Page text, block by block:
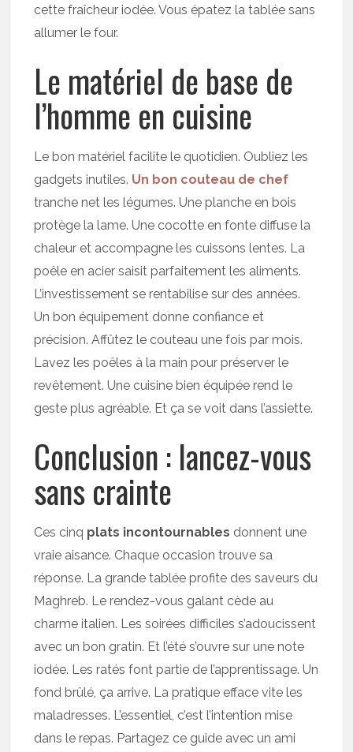
cette fraîcheur iodée. Vous épatez la tablée sans
allumer le four.
Le matériel de base de
l’homme en cuisine
Le bon matériel facilite le quotidien. Oubliez les
gadgets inutiles. Un bon couteau de chef
tranche net les légumes. Une planche en bois
protège la lame. Une cocotte en fonte diffuse la
chaleur et accompagne les cuissons lentes. La
poêle en acier saisit parfaitement les aliments.
L’investissement se rentabilise sur des années.
Un bon équipement donne confiance et
précision. Affûtez le couteau une fois par mois.
Lavez les poêles à la main pour préserver le
revêtement. Une cuisine bien équipée rend le
geste plus agréable. Et ça se voit dans l’assiette.
Conclusion : lancez-vous
sans crainte
Ces cinq plats incontournables donnent une
vraie aisance. Chaque occasion trouve sa
réponse. La grande tablée profite des saveurs du
Maghreb. Le rendez-vous galant cède au
charme italien. Les soirées difficiles s’adoucissent
avec un bon gratin. Et l’été s’ouvre sur une note
iodée. Les ratés font partie de l’apprentissage. Un
fond brûlé, ça arrive. La pratique efface vite les
maladresses. L’essentiel, c’est l’intention mise
dans le repas. Partagez ce guide avec un ami